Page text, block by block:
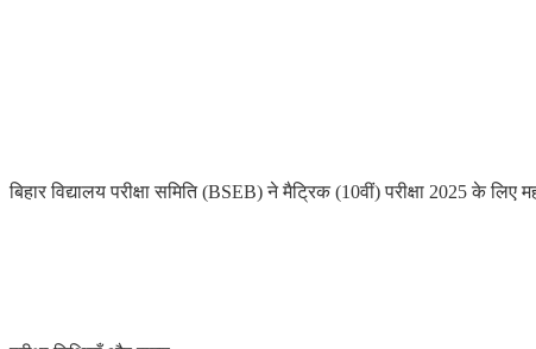
बिहार विद्यालय परीक्षा समिति (BSEB) ने मैट्रिक (10वीं) परीक्षा 2025 के